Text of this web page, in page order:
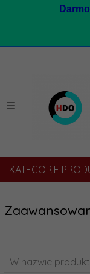
KATEGORIE
W nazwie